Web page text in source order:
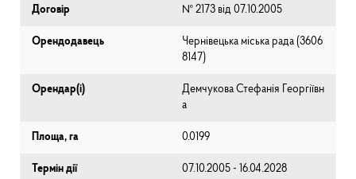
Договір № 2173 від 07.10.2005
Орендодавець
Чернівецька міська рада (⁨3606
8147⁩)
Орендар(і)
Демчукова Стефанія Георгіївн
а
Площа, га 0.0199
Термін дії 07.10.2005 - 16.04.2028